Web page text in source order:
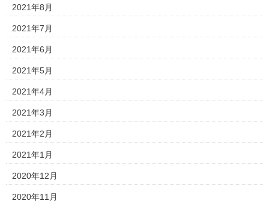
2021年8月
2021年7月
2021年6月
2021年5月
2021年4月
2021年3月
2021年2月
2021年1月
2020年12月
2020年11月